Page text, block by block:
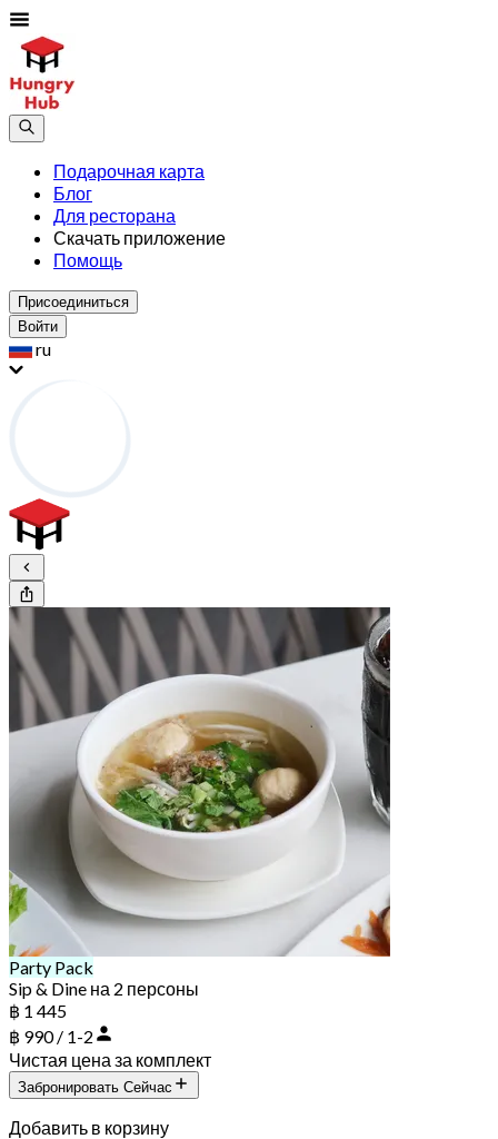
Подарочная карта
Блог
Для ресторана
Скачать приложение
Помощь
Присоединиться
Войти
ru
Party Pack
Sip & Dine на 2 персоны
฿ 1 445
฿ 990 / 1-2
Чистая цена за комплект
Забронировать Сейчас
Добавить в корзину